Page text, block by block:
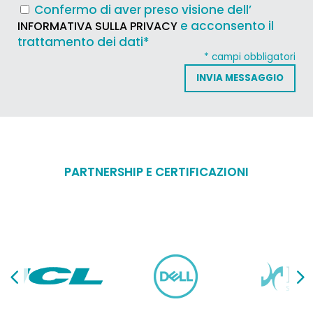
Confermo di aver preso visione dell’
INFORMATIVA SULLA PRIVACY e acconsento il
trattamento dei dati*
* campi obbligatori
PARTNERSHIP E CERTIFICAZIONI